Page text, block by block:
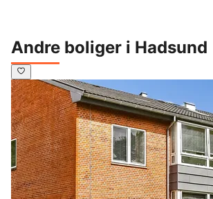
Andre boliger i Hadsund